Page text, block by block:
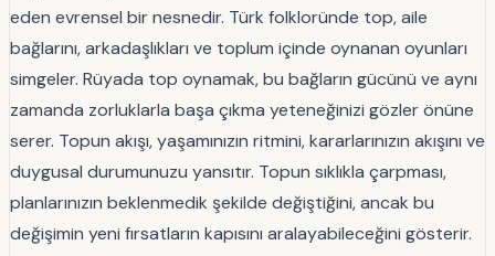
eden evrensel bir nesnedir. Türk folkloründe top, aile
bağlarını, arkadaşlıkları ve toplum içinde oynanan oyunları
simgeler. Rüyada top oynamak, bu bağların gücünü ve aynı
zamanda zorluklarla başa çıkma yeteneğinizi gözler önüne
serer. Topun akışı, yaşamınızın ritmini, kararlarınızın akışını ve
duygusal durumunuzu yansıtır. Topun sıklıkla çarpması,
planlarınızın beklenmedik şekilde değiştiğini, ancak bu
değişimin yeni fırsatların kapısını aralayabileceğini gösterir.